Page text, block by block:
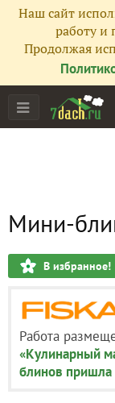
Наш сайт
работу и
Продолжая
Мини-
В избранное!
Работа
«Кулинарный
блинов пришла